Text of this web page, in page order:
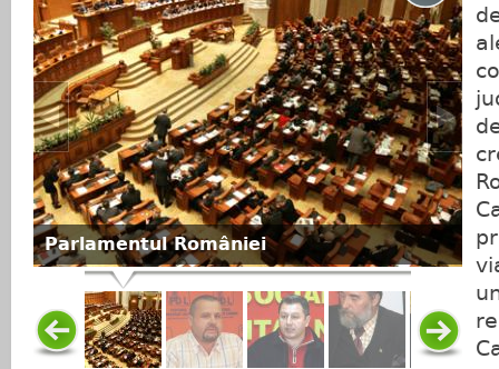
Parlamentul României